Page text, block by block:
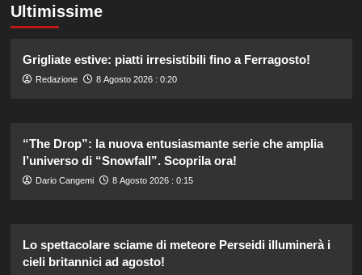
Ultimissime
Grigliate estive: piatti irresistibili fino a Ferragosto!
Redazione 8 Agosto 2026 : 0:20
“The Drop”: la nuova entusiasmante serie che amplia
l’universo di “Snowfall”. Scoprila ora!
Dario Cangemi 8 Agosto 2026 : 0:15
Lo spettacolare sciame di meteore Perseidi illuminerà i
cieli britannici ad agosto!